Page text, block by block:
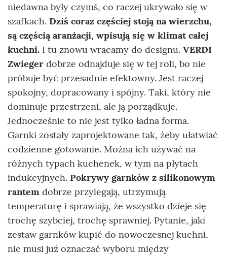
niedawna były czymś, co raczej ukrywało się w
szafkach. Dziś coraz częściej stoją na wierzchu,
są częścią aranżacji, wpisują się w klimat całej
kuchni. I tu znowu wracamy do designu. VERDI
Zwieger dobrze odnajduje się w tej roli, bo nie
próbuje być przesadnie efektowny. Jest raczej
spokojny, dopracowany i spójny. Taki, który nie
dominuje przestrzeni, ale ją porządkuje.
Jednocześnie to nie jest tylko ładna forma.
Garnki zostały zaprojektowane tak, żeby ułatwiać
codzienne gotowanie. Można ich używać na
różnych typach kuchenek, w tym na płytach
indukcyjnych. Pokrywy garnków z silikonowym
rantem dobrze przylegają, utrzymują
temperaturę i sprawiają, że wszystko dzieje się
trochę szybciej, trochę sprawniej. Pytanie, jaki
zestaw garnków kupić do nowoczesnej kuchni,
nie musi już oznaczać wyboru między